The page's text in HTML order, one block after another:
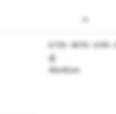
6735--W.PE--0.09--C
是
30x42cm